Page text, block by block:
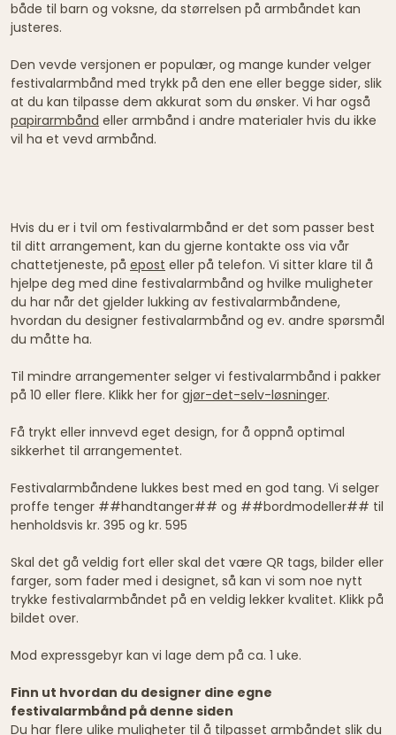
både til barn og voksne, da størrelsen på armbåndet kan
justeres.
Den vevde versjonen er populær, og mange kunder velger
festivalarmbånd med trykk på den ene eller begge sider, slik
at du kan tilpasse dem akkurat som du ønsker. Vi har også
papirarmbånd eller armbånd i andre materialer hvis du ikke
vil ha et vevd armbånd.
Hvis du er i tvil om festivalarmbånd er det som passer best
til ditt arrangement, kan du gjerne kontakte oss via vår
chattetjeneste, på epost eller på telefon. Vi sitter klare til å
hjelpe deg med dine festivalarmbånd og hvilke muligheter
du har når det gjelder lukking av festivalarmbåndene,
hvordan du designer festivalarmbånd og ev. andre spørsmål
du måtte ha.
Til mindre arrangementer selger vi festivalarmbånd i pakker
på 10 eller flere. Klikk her for gjør-det-selv-løsninger.
Få trykt eller innvevd eget design, for å oppnå optimal
sikkerhet til arrangementet.
Festivalarmbåndene lukkes best med en god tang. Vi selger
proffe tenger ##handtanger## og ##bordmodeller## til
henholdsvis kr. 395 og kr. 595
Skal det gå veldig fort eller skal det være QR tags, bilder eller
farger, som fader med i designet, så kan vi som noe nytt
trykke festivalarmbåndet på en veldig lekker kvalitet. Klikk på
bildet over.
Mod expressgebyr kan vi lage dem på ca. 1 uke.
Finn ut hvordan du designer dine egne
festivalarmbånd på denne siden
Du har flere ulike muligheter til å tilpasset armbåndet slik du